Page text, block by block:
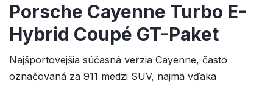
Porsche Cayenne Turbo E-
Hybrid Coupé GT-Paket
Najšportovejšia súčasná verzia Cayenne, často
označovaná za 911 medzi SUV, najmä vďaka